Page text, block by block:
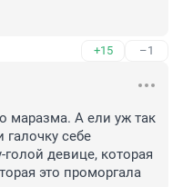
+15 –1
маразма. А ели уж так
галочку себе
голой девице, которая
это проморгала